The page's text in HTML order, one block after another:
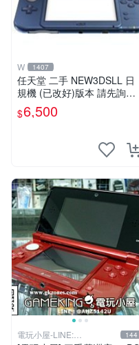
W 1407
任天堂 二手 NEW3DSLL 日
規機 (已改好)版本 請先詢問
現貨勿直接下標
$6,500
電玩小屋-LINE: 144